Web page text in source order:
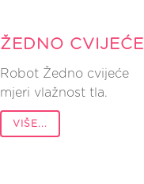
ŽEDNO CVIJEĆE
Robot Žedno cvijeće
mjeri vlažnost tla.
VIŠE...